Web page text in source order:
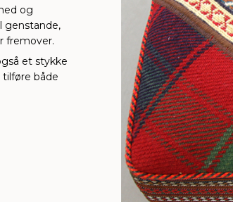
og
genstande,
fremover.
et stykke
både